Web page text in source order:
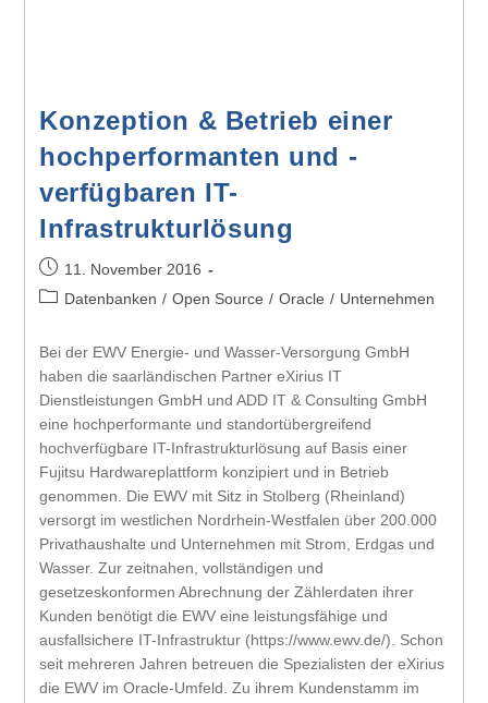
Konzeption & Betrieb einer
hochperformanten und -
verfügbaren IT-
Infrastrukturlösung
11. November 2016
Datenbanken / Open Source / Oracle / Unternehmen
Bei der EWV Energie- und Wasser-Versorgung GmbH
haben die saarländischen Partner eXirius IT
Dienstleistungen GmbH und ADD IT & Consulting GmbH
eine hochperformante und standortübergreifend
hochverfügbare IT-Infrastrukturlösung auf Basis einer
Fujitsu Hardwareplattform konzipiert und in Betrieb
genommen. Die EWV mit Sitz in Stolberg (Rheinland)
versorgt im westlichen Nordrhein-Westfalen über 200.000
Privathaushalte und Unternehmen mit Strom, Erdgas und
Wasser. Zur zeitnahen, vollständigen und
gesetzeskonformen Abrechnung der Zählerdaten ihrer
Kunden benötigt die EWV eine leistungsfähige und
ausfallsichere IT-Infrastruktur (https://www.ewv.de/). Schon
seit mehreren Jahren betreuen die Spezialisten der eXirius
die EWV im Oracle-Umfeld. Zu ihrem Kundenstamm im